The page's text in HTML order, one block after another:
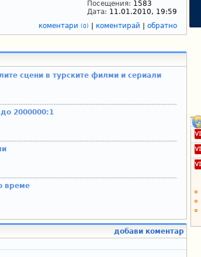
Посещения: 1583
Дата: 11.01.2010, 19:59
коментари (0) коментирай обратно
сцени в турските филми и сериали
2000000:1
време
добави коментар